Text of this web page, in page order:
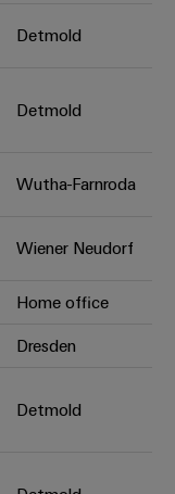
Karriere auf
neues
Distribution
Detmold
Detmold
Wutha-Farnroda
Wiener Neudorf
Home office
Dresden
Detmold